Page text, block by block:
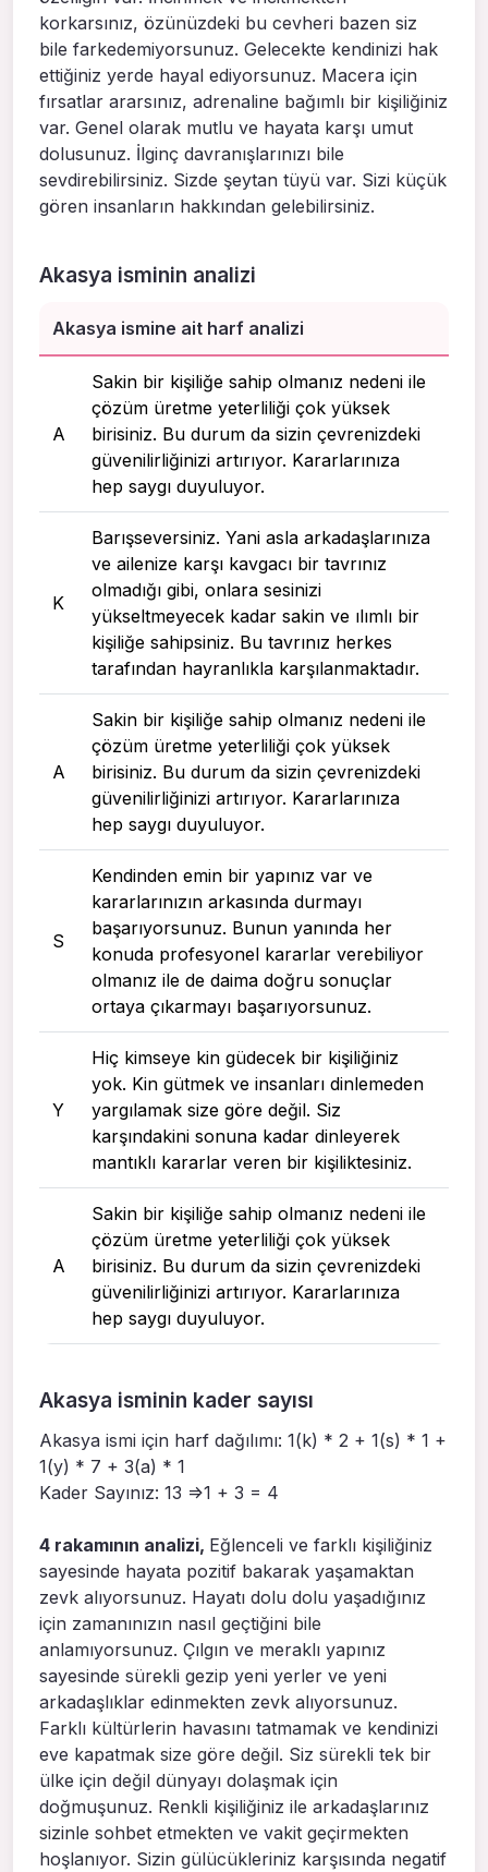
korkarsınız, özünüzdeki bu cevheri bazen siz
bile farkedemiyorsunuz. Gelecekte kendinizi hak
ettiğiniz yerde hayal ediyorsunuz. Macera için
fırsatlar ararsınız, adrenaline bağımlı bir kişiliğiniz
var. Genel olarak mutlu ve hayata karşı umut
dolusunuz. İlginç davranışlarınızı bile
sevdirebilirsiniz. Sizde şeytan tüyü var. Sizi küçük
gören insanların hakkından gelebilirsiniz.
Akasya isminin analizi
Akasya ismine ait harf analizi
A
Sakin bir kişiliğe sahip olmanız nedeni ile
çözüm üretme yeterliliği çok yüksek
birisiniz. Bu durum da sizin çevrenizdeki
güvenilirliğinizi artırıyor. Kararlarınıza
hep saygı duyuluyor.
K
Barışseversiniz. Yani asla arkadaşlarınıza
ve ailenize karşı kavgacı bir tavrınız
olmadığı gibi, onlara sesinizi
yükseltmeyecek kadar sakin ve ılımlı bir
kişiliğe sahipsiniz. Bu tavrınız herkes
tarafından hayranlıkla karşılanmaktadır.
A
Sakin bir kişiliğe sahip olmanız nedeni ile
çözüm üretme yeterliliği çok yüksek
birisiniz. Bu durum da sizin çevrenizdeki
güvenilirliğinizi artırıyor. Kararlarınıza
hep saygı duyuluyor.
S
Kendinden emin bir yapınız var ve
kararlarınızın arkasında durmayı
başarıyorsunuz. Bunun yanında her
konuda profesyonel kararlar verebiliyor
olmanız ile de daima doğru sonuçlar
ortaya çıkarmayı başarıyorsunuz.
Y
Hiç kimseye kin güdecek bir kişiliğiniz
yok. Kin gütmek ve insanları dinlemeden
yargılamak size göre değil. Siz
karşındakini sonuna kadar dinleyerek
mantıklı kararlar veren bir kişiliktesiniz.
A
Sakin bir kişiliğe sahip olmanız nedeni ile
çözüm üretme yeterliliği çok yüksek
birisiniz. Bu durum da sizin çevrenizdeki
güvenilirliğinizi artırıyor. Kararlarınıza
hep saygı duyuluyor.
Akasya isminin kader sayısı
Akasya ismi için harf dağılımı: 1(k) * 2 + 1(s) * 1 +
1(y) * 7 + 3(a) * 1
Kader Sayınız: 13 =>1 + 3 = 4
4 rakamının analizi, Eğlenceli ve farklı kişiliğiniz
sayesinde hayata pozitif bakarak yaşamaktan
zevk alıyorsunuz. Hayatı dolu dolu yaşadığınız
için zamanınızın nasıl geçtiğini bile
anlamıyorsunuz. Çılgın ve meraklı yapınız
sayesinde sürekli gezip yeni yerler ve yeni
arkadaşlıklar edinmekten zevk alıyorsunuz.
Farklı kültürlerin havasını tatmamak ve kendinizi
eve kapatmak size göre değil. Siz sürekli tek bir
ülke için değil dünyayı dolaşmak için
doğmuşunuz. Renkli kişiliğiniz ile arkadaşlarınız
sizinle sohbet etmekten ve vakit geçirmekten
hoşlanıyor. Sizin gülücükleriniz karşısında negatif